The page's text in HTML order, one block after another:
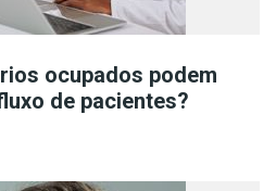
ocupados podem
de pacientes?